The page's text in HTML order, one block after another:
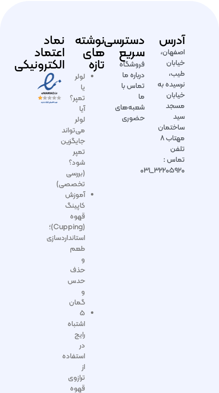
آدرس
اصفهان،
خیابان
طیب،
نرسیده به
خیابان
مسجد
سید
ساختمان
مهتاب ۸
تلفن
تماس :
۳۲۲۰۵۹۲۰_۰۳۱
دسترسی
سریع
فروشگاه
درباره ما
تماس با
ما
شعبه‌های
حضوری
نوشته
های
تازه
لولر
یا
تمپر؟
آیا
لولر
می‌تواند
جایگزین
تمپر
شود؟
(بررسی
تخصصی)
آموزش
کاپینگ
قهوه
(Cupping)؛
استانداردسازی
طعم
و
حذف
حدس
و
گمان
۵
اشتباه
رایج
در
استفاده
از
ترازوی
قهوه
نماد
اعتماد
الکترونیکی